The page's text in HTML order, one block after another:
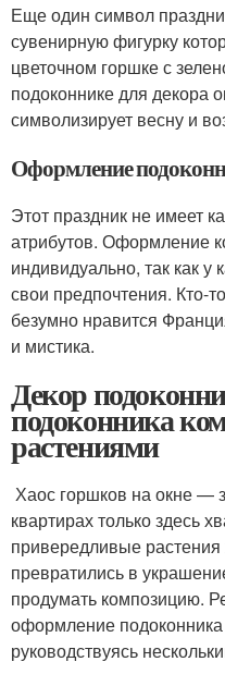
Еще один символ
сувенирную фигурку
цветочном горшке с
подоконнике для декора
символизирует весну и
Оформление
Этот праздник не имеет
атрибутов. Оформление
индивидуально, так как у
свои предпочтения. Кто-
безумно нравится
и мистика.
Декор
подоконника
растениями
Хаос горшков на окне —
квартирах только здесь
привередливые
превратились в
продумать композицию.
оформление
руководствуясь